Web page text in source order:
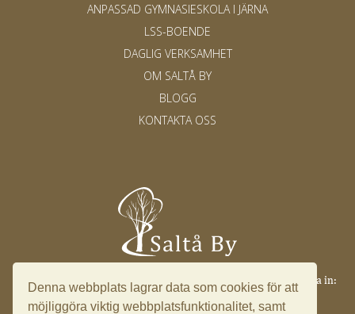
ANPASSAD GYMNASIESKOLA I JÄRNA
LSS-BOENDE
DAGLIG VERKSAMHET
OM SALTÅ BY
BLOGG
KONTAKTA OSS
Denna webbplats lagrar data som cookies för att
möjliggöra viktig webbplatsfunktionalitet, samt
Saltå 17, 153 91 Järna ·info@saltaby.se 08 551 501 49 ·Logga in:
Ledningssystem